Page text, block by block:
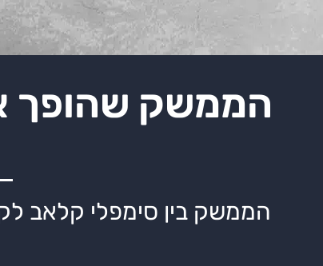
הממשק שהופך
הממשק בין סימפלי קלאב